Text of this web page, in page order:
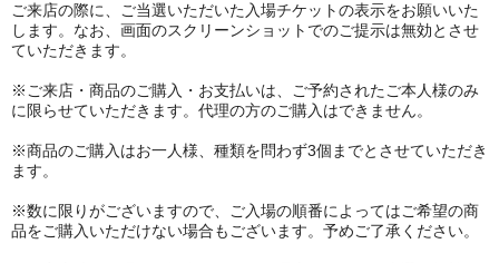
ご来店の際に、ご当選いただいた入場チケットの表示をお願いいた
します。なお、画面のスクリーンショットでのご提示は無効とさせ
ていただきます。
※ご来店・商品のご購入・お支払いは、ご予約されたご本人様のみ
に限らせていただきます。代理の方のご購入はできません。
※商品のご購入はお一人様、種類を問わず3個までとさせていただき
ます。
※数に限りがございますので、ご入場の順番によってはご希望の商
品をご購入いただけない場合もございます。予めご了承ください。